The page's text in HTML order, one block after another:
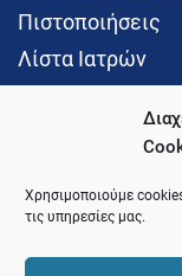
Χρησιμοποιούμε
τις υπηρεσίες μας.
Πιστοποιήσεις
Λίστα Ιατρών
Social Media